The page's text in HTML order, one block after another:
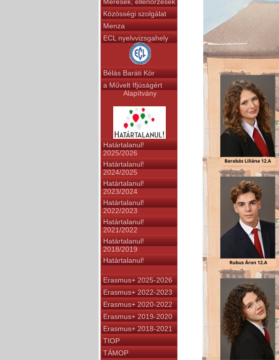
Közösségi szolgálat
Menza
ECL nyelvvizsgahely
Bélás Baráti Kör
a Művelt Ifjúságért
Alapítvány
Határtalanul!
2025/2026
Határtalanul!
2024/2025
Határtalanul!
2023/2024
Határtalanul!
2022/2023
Határtalanul!
2021/2022
Határtalanul!
2018/2019
Határtalanul!
Erasmus+ 2025-2026
Erasmus+ 2022-2023
Erasmus+ 2020-2022
Erasmus+ 2019-2020
Erasmus+ 2018-2021
TIOP
TÁMOP